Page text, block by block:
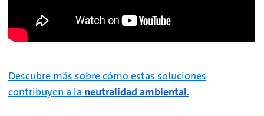
Descubre más sobre cómo estas soluciones
contribuyen a la neutralidad ambiental.